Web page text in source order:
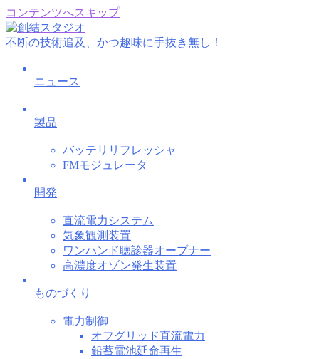
コンテンツへスキップ
不断の技術追及、かつ趣味に手抜き無し！
ニュース
製品
バッテリリフレッシャ
FMモジュレータ
開発
直流電力システム
気象観測装置
ワンハンド聴診器オープナー
高濃度オゾン発生装置
ものづくり
電力制御
オフグリッド直流電力
鉛蓄電池延命再生